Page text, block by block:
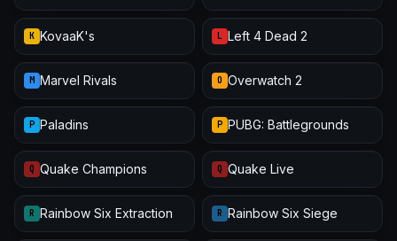
K KovaaK's L Left 4 Dead 2
M Marvel Rivals O Overwatch 2
P Paladins P PUBG: Battlegrounds
Q Quake Champions Q Quake Live
R Rainbow Six Extraction R Rainbow Six Siege